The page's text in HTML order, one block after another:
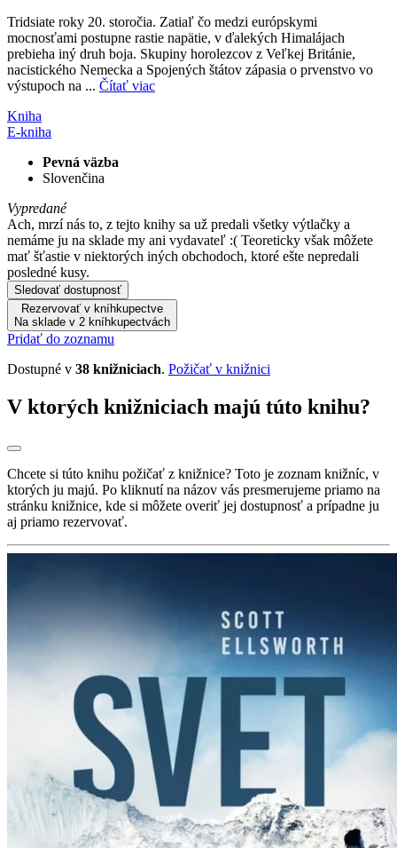
Tridsiate roky 20. storočia. Zatiaľ čo medzi európskymi
mocnosťami postupne rastie napätie, v ďalekých Himalájach
prebieha iný druh boja. Skupiny horolezcov z Veľkej Británie,
nacistického Nemecka a Spojených štátov zápasia o prvenstvo vo
výstupoch na ... Čítať viac
Kniha
E-kniha
Pevná väzba
Slovenčina
Vypredané
Ach, mrzí nás to, z tejto knihy sa už predali všetky výtlačky a
nemáme ju na sklade my ani vydavateľ :( Teoreticky však môžete
mať šťastie v niektorých iných obchodoch, ktoré ešte nepredali
posledné kusy.
Sledovať dostupnosť
Rezervovať v kníhkupectve
Na sklade v 2 kníhkupectvách
Pridať do zoznamu
Dostupné v 38 knižniciach. Požičať v knižnici
V ktorých knižniciach majú túto knihu?
Chcete si túto knihu požičať z knižnice? Toto je zoznam knižníc, v
ktorých ju majú. Po kliknutí na názov vás presmerujeme priamo na
stránku knižnice, kde si môžete overiť jej dostupnosť a prípadne ju
aj priamo rezervovať.